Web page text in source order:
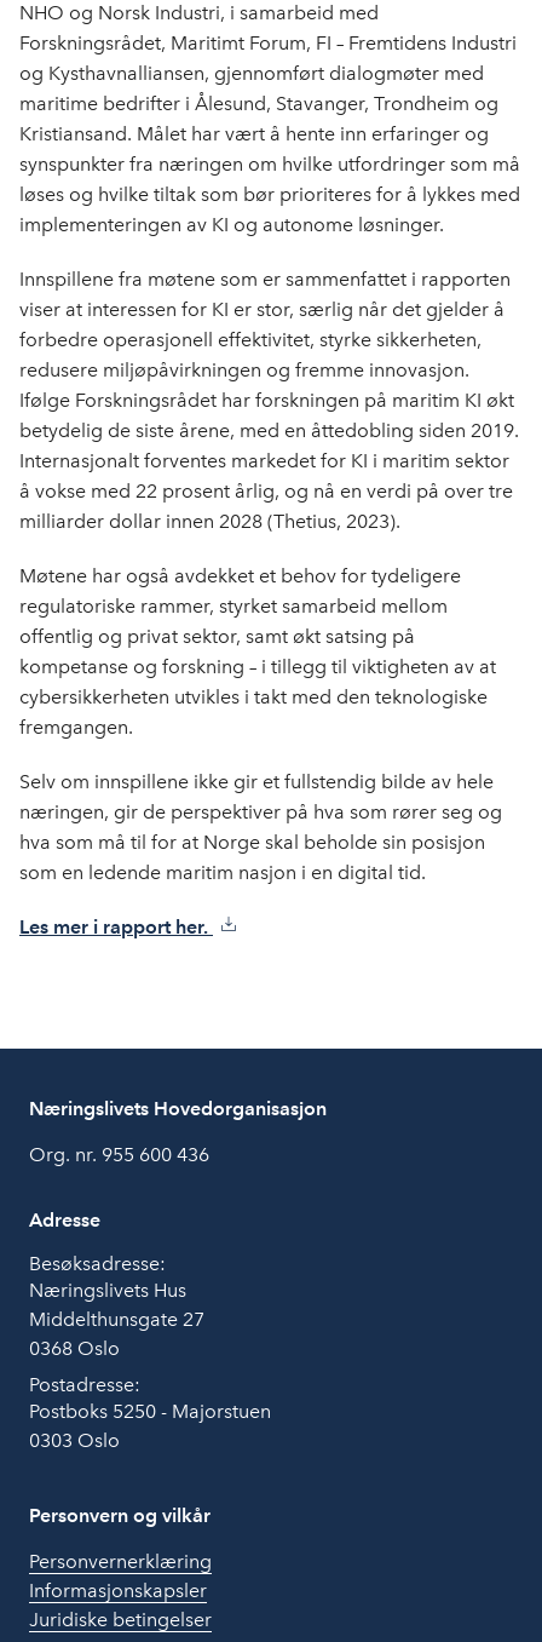
NHO og Norsk Industri, i samarbeid med
Forskningsrådet, Maritimt Forum, FI – Fremtidens Industri
og Kysthavnalliansen, gjennomført dialogmøter med
maritime bedrifter i Ålesund, Stavanger, Trondheim og
Kristiansand. Målet har vært å hente inn erfaringer og
synspunkter fra næringen om hvilke utfordringer som må
løses og hvilke tiltak som bør prioriteres for å lykkes med
implementeringen av KI og autonome løsninger.
Innspillene fra møtene som er sammenfattet i rapporten
viser at interessen for KI er stor, særlig når det gjelder å
forbedre operasjonell effektivitet, styrke sikkerheten,
redusere miljøpåvirkningen og fremme innovasjon.
Ifølge Forskningsrådet har forskningen på maritim KI økt
betydelig de siste årene, med en åttedobling siden 2019.
Internasjonalt forventes markedet for KI i maritim sektor
å vokse med 22 prosent årlig, og nå en verdi på over tre
milliarder dollar innen 2028 (Thetius, 2023).
Møtene har også avdekket et behov for tydeligere
regulatoriske rammer, styrket samarbeid mellom
offentlig og privat sektor, samt økt satsing på
kompetanse og forskning – i tillegg til viktigheten av at
cybersikkerheten utvikles i takt med den teknologiske
fremgangen.
Selv om innspillene ikke gir et fullstendig bilde av hele
næringen, gir de perspektiver på hva som rører seg og
hva som må til for at Norge skal beholde sin posisjon
som en ledende maritim nasjon i en digital tid.
Les mer i rapport her.
Næringslivets Hovedorganisasjon
Org. nr. 955 600 436
Adresse
Besøksadresse:
Næringslivets Hus
Middelthunsgate 27
0368 Oslo
Postadresse:
Postboks 5250 - Majorstuen
0303 Oslo
Personvern og vilkår
Personvernerklæring
Informasjonskapsler
Juridiske betingelser